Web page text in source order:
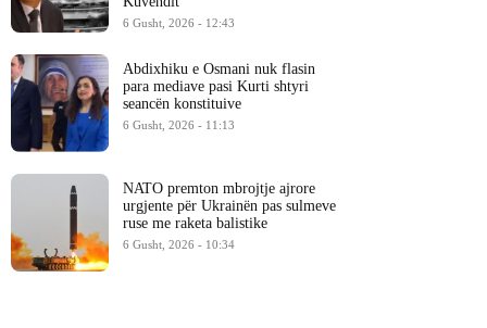
6 Gusht, 2026 - 12:43
Abdixhiku e Osmani nuk flasin
para mediave pasi Kurti shtyri
seancën konstituive
6 Gusht, 2026 - 11:13
NATO premton mbrojtje ajrore
urgjente për Ukrainën pas sulmeve
ruse me raketa balistike
6 Gusht, 2026 - 10:34